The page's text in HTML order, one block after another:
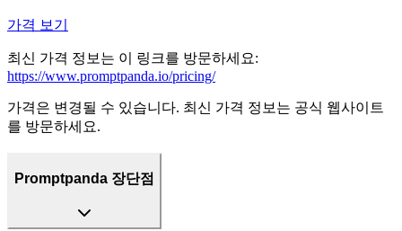
가격 보기
최신 가격 정보는 이 링크를 방문하세요:
https://www.promptpanda.io/pricing/
가격은 변경될 수 있습니다. 최신 가격 정보는 공식 웹사이트
를 방문하세요.
Promptpanda 장단점